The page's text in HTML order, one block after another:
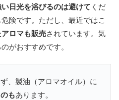
日光を浴びるのは避けて くだ
険です。ただし、最近ではこ
ロマも販売されています。気
がおすすめです。
製油（アロマオイル）に
もあります。